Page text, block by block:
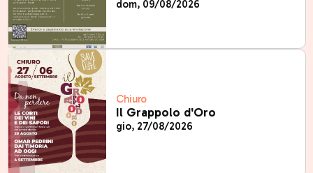
dom, 09/08/2026
Chiuro
Il Grappolo d'Oro
gio, 27/08/2026